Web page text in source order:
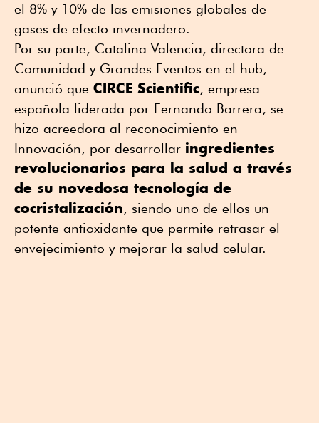
el 8% y 10% de las emisiones globales de
gases de efecto invernadero.
Por su parte, Catalina Valencia, directora de
Comunidad y Grandes Eventos en el hub,
anunció que CIRCE Scientific, empresa
española liderada por Fernando Barrera, se
hizo acreedora al reconocimiento en
Innovación, por desarrollar ingredientes
revolucionarios para la salud a través
de su novedosa tecnología de
cocristalización, siendo uno de ellos un
potente antioxidante que permite retrasar el
envejecimiento y mejorar la salud celular.